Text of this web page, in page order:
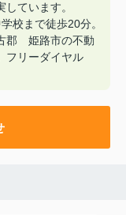
ています。
校まで徒歩20分。
姫路市の不動
リーダイヤル